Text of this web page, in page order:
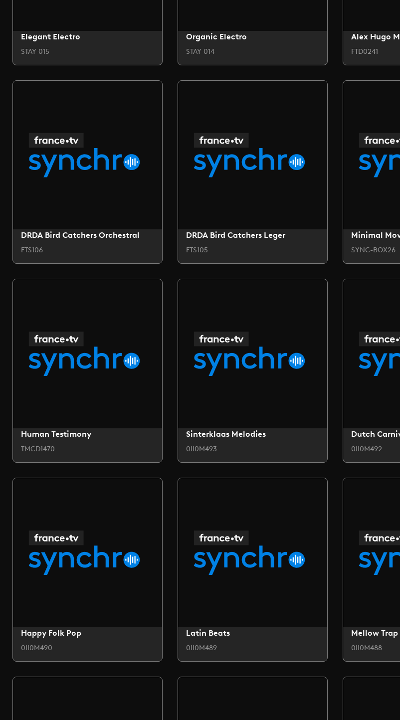
Elegant Electro
STAY 015
Organic Electro
STAY 014
Alex Hugo
FTD0241
DRDA Bird Catchers Orchestral
FTS106
DRDA Bird Catchers Leger
FTS105
Minimal
SYNC-BOX26
Human Testimony
TMCD1470
Sinterklaas Melodies
0II0M493
Dutch
0II0M492
Happy Folk Pop
0II0M490
Latin Beats
0II0M489
Mellow Trap
0II0M488